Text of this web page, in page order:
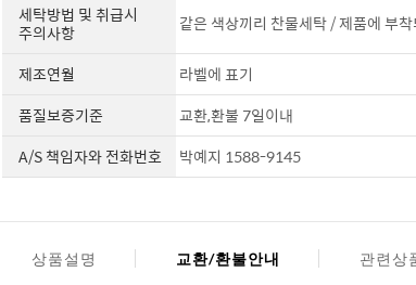
세탁방법 및 취급시
주의사항 같은 색상끼리 찬물세탁 / 제품에 부
제조연월
라벨에 표기
품질보증기준
교환,환불 7일이내
A/S 책임자와 전화번호
박예지 1588-9145
상품설명 교환/환불안내 관련상